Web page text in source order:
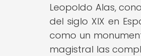
Leopoldo Alas,
del siglo XIX en
como un
magistral las